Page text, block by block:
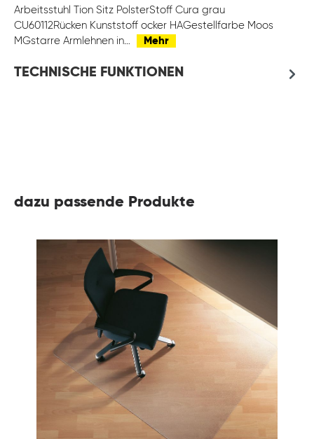
Arbeitsstuhl Tion Sitz PolsterStoff Cura grau
CU60112Rücken Kunststoff ocker HAGestellfarbe Moos
MGstarre Armlehnen in…
Mehr
TECHNISCHE FUNKTIONEN
dazu passende Produkte